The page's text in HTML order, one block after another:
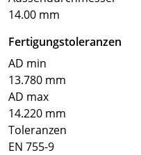
14.00 mm
Fertigungstoleranzen
AD min
13.780 mm
AD max
14.220 mm
Toleranzen
EN 755-9